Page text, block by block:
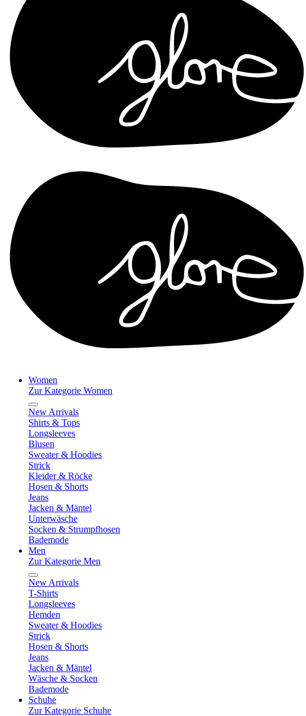
Women
Zur Kategorie Women
New Arrivals
Shirts & Tops
Longsleeves
Blusen
Sweater & Hoodies
Strick
Kleider & Röcke
Hosen & Shorts
Jeans
Jacken & Mäntel
Unterwäsche
Socken & Strumpfhosen
Bademode
Men
Zur Kategorie Men
New Arrivals
T-Shirts
Longsleeves
Hemden
Sweater & Hoodies
Strick
Hosen & Shorts
Jeans
Jacken & Mäntel
Wäsche & Socken
Bademode
Schuhe
Zur Kategorie Schuhe